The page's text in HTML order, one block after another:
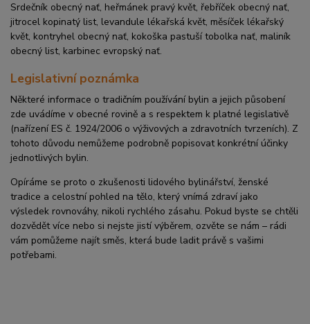
Srdečník obecný nať, heřmánek pravý květ, řebříček obecný nať,
jitrocel kopinatý list, levandule lékařská květ, měsíček lékařský
květ, kontryhel obecný nať, kokoška pastuší tobolka nať, maliník
obecný list, karbinec evropský nať.
Legislativní poznámka
Některé informace o tradičním používání bylin a jejich působení
zde uvádíme v obecné rovině a s respektem k platné legislativě
(nařízení ES č. 1924/2006 o výživových a zdravotních tvrzeních). Z
tohoto důvodu nemůžeme podrobně popisovat konkrétní účinky
jednotlivých bylin.
Opíráme se proto o zkušenosti lidového bylinářství, ženské
tradice a celostní pohled na tělo, který vnímá zdraví jako
výsledek rovnováhy, nikoli rychlého zásahu. Pokud byste se chtěli
dozvědět více nebo si nejste jistí výběrem, ozvěte se nám – rádi
vám pomůžeme najít směs, která bude ladit právě s vašimi
potřebami.